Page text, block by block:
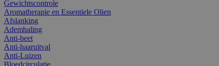
Gewichtscontrole
Aromatherapie en Essentiele Olien
Afslanking
Ademhaling
Anti-beet
Anti-haaruitval
Anti-Luizen
Bloedcirculatie